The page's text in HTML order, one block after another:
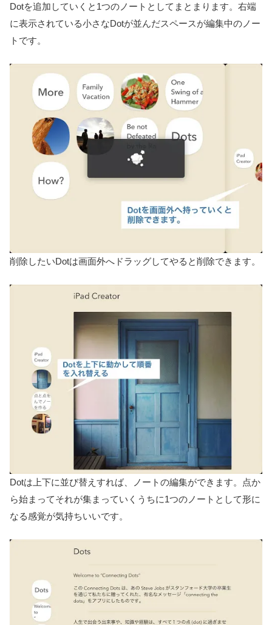
Dotを追加していくと1つのノートとしてまとまります。右端
に表示されている小さなDotが並んだスペースが編集中のノー
トです。
削除したいDotは画面外へドラッグしてやると削除できます。
Dotは上下に並び替えすれば、ノートの編集ができます。点か
ら始まってそれが集まっていくうちに1つのノートとして形に
なる感覚が気持ちいいです。